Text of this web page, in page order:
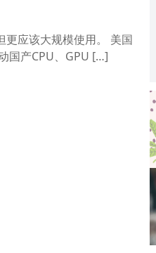
应该大规模使用。 美国
国产CPU、GPU […]